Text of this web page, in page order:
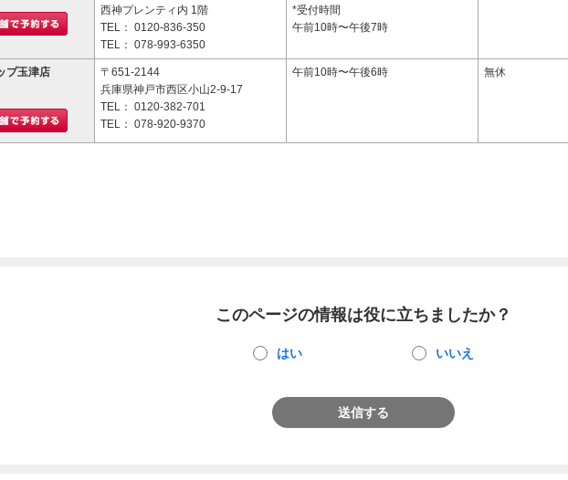
西神プレンティ内 1階
TEL： 0120-836-350
TEL： 078-993-6350
*受付時間
午前10時〜午後7時
プ玉津店
〒651-2144
兵庫県神戸市西区小山2-9-17
TEL： 0120-382-701
TEL： 078-920-9370
午前10時〜午後6時 無休
このページの情報は役に立ちましたか？
はい いいえ
送信する